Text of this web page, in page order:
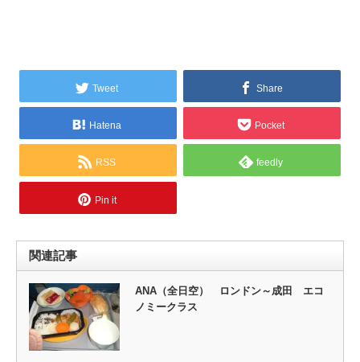
Tweet Share
Hatena Pocket
RSS feedly
Pin it
関連記事
ANA（全日空） ロンドン～成田 エコ
ノミークラス